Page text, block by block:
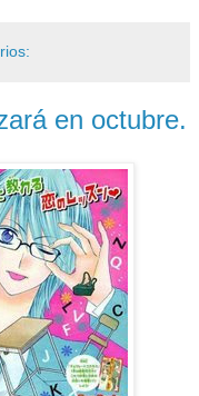
en octubre.